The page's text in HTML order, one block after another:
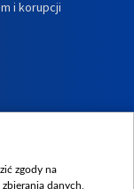
i korupcji
zgody na
danych,